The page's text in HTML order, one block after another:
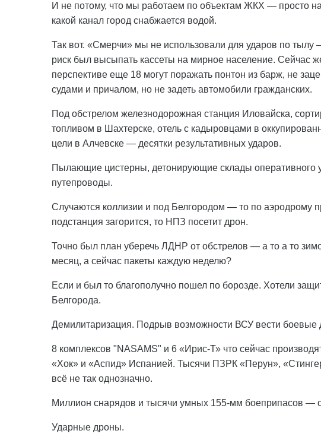
И не потому, что мы работаем по объектам ЖКХ — просто
какой канал город снабжается водой.
Так вот. «Смерчи» мы не использовали для ударов по тылу
риск был высыпать кассеты на мирное население. Сейчас
перспективе еще 18 могут поражать понтон из барж, не
судами и причалом, но не задеть автомобили гражданских.
Под обстрелом железнодорожная станция Иловайска,
топливом в Шахтерске, отель с кадыровцами в
цели в Алчевске — десятки результативных ударов.
Пылающие цистерны, детонирующие склады оперативного
путепроводы.
Случаются коллизии и под Белгородом — то по аэродрому
подстанция загорится, то НПЗ посетит дрон.
Точно был план уберечь ЛДНР от обстрелов — а то а то
месяц, а сейчас пакеты каждую неделю?
Если и был то благополучно пошел по борозде. Хотели
Белгорода.
Демилитаризация. Подрыв возможности ВСУ вести боевые
8 комплексов "NASAMS" и 6 «Ирис-Т» что сейчас
«Хок» и «Аспид» Испанией. Тысячи ПЗРК «Перун»,
всё не так однозначно.
Миллион снарядов и тысячи умных 155-мм боеприпасов —
Ударные дроны.